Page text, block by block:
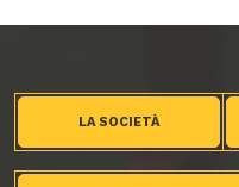
LA SOCIETÀ